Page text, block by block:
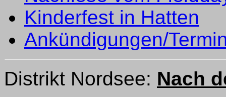
Kinderfest in Hatten
Ankündigungen/
Distrikt Nordsee: Nach